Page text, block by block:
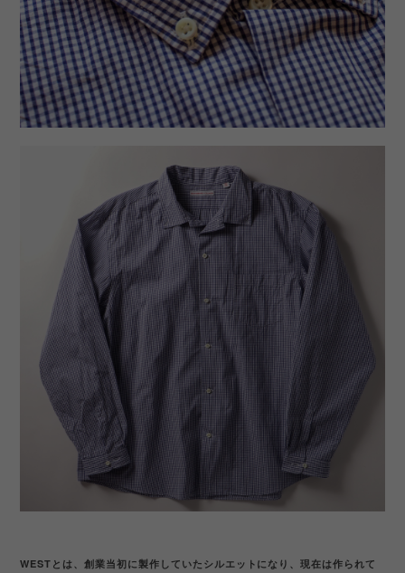
WESTとは、創業当初に製作していたシルエットになり、現在は作られて